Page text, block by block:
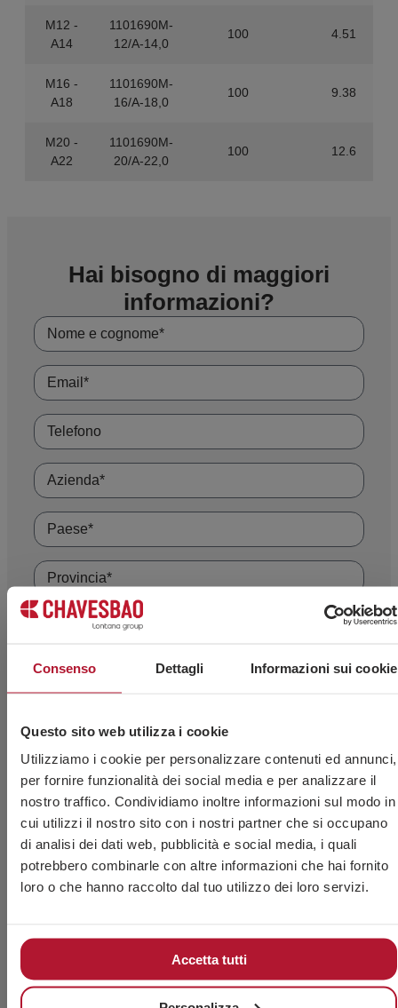
Consenso Dettagli Informazioni sui cookie
Questo sito web utilizza i cookie
Utilizziamo i cookie per personalizzare contenuti ed annunci,
per fornire funzionalità dei social media e per analizzare il
nostro traffico. Condividiamo inoltre informazioni sul modo in
cui utilizzi il nostro sito con i nostri partner che si occupano
di analisi dei dati web, pubblicità e social media, i quali
potrebbero combinarle con altre informazioni che hai fornito
loro o che hanno raccolto dal tuo utilizzo dei loro servizi.
Accetta tutti
M12 -
A14
1101690M-
12/A-14,0
100 4.51
M16 -
A18
1101690M-
16/A-18,0
100 9.38
M20 -
A22
1101690M-
20/A-22,0
100 12.6
Hai bisogno di maggiori
informazioni?
Accetto l’uso dei miei dati personali da parte del
personale tecnico di CHAVES BILBAO, S.L. (CIF B-
48044473) affinché mi contatti esclusivamente per
fornirmi informazioni e consulenza sui suoi prodotti.
i termini di servizio di Google.